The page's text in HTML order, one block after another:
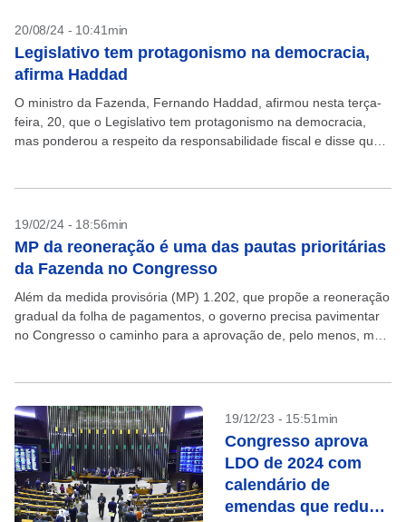
20/08/24 - 10:41min
Legislativo tem protagonismo na democracia,
afirma Haddad
O ministro da Fazenda, Fernando Haddad, afirmou nesta terça-
feira, 20, que o Legislativo tem protagonismo na democracia,
mas ponderou a respeito da responsabilidade fiscal e disse que
19/02/24 - 18:56min
MP da reoneração é uma das pautas prioritárias
da Fazenda no Congresso
Além da medida provisória (MP) 1.202, que propõe a reoneração
gradual da folha de pagamentos, o governo precisa pavimentar
no Congresso o caminho para a aprovação de, pelo menos, mais
19/12/23 - 15:51min
Congresso aprova
LDO de 2024 com
calendário de
emendas que reduz